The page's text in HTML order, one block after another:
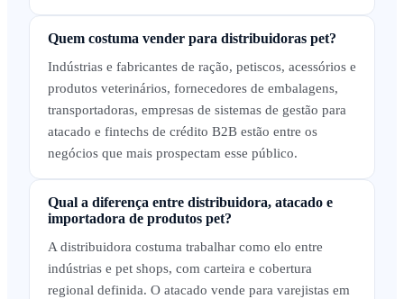
Quem costuma vender para distribuidoras pet?
Indústrias e fabricantes de ração, petiscos, acessórios e
produtos veterinários, fornecedores de embalagens,
transportadoras, empresas de sistemas de gestão para
atacado e fintechs de crédito B2B estão entre os
negócios que mais prospectam esse público.
Qual a diferença entre distribuidora, atacado e
importadora de produtos pet?
A distribuidora costuma trabalhar como elo entre
indústrias e pet shops, com carteira e cobertura
regional definida. O atacado vende para varejistas em